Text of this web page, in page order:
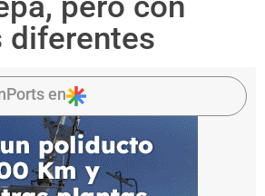
diferentes
en